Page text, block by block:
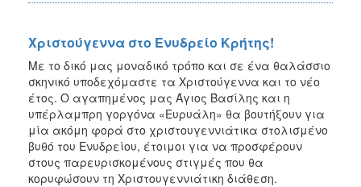
Χριστούγεννα στο Ενυδρείο Κρήτης!
Με το δικό μας μοναδικό τρόπο και σε ένα θαλάσσιο
σκηνικό υποδεχόμαστε τα Χριστούγεννα και το νέο
έτος. Ο αγαπημένος μας Άγιος Βασίλης και η
υπέρλαμπρη γοργόνα «Ευρυάλη» θα βουτήξουν για
μία ακόμη φορά στο χριστουγεννιάτικα στολισμένο
βυθό του Ενυδρείου, έτοιμοι για να προσφέρουν
στους παρευρισκομένους στιγμές που θα
κορυφώσουν τη Χριστουγεννιάτικη διάθεση.